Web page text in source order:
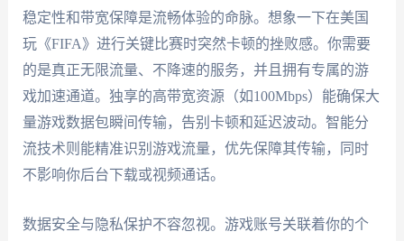
稳定性和带宽保障是流畅体验的命脉。想象一下在美国
玩《FIFA》进行关键比赛时突然卡顿的挫败感。你需要
的是真正无限流量、不降速的服务，并且拥有专属的游
戏加速通道。独享的高带宽资源（如100Mbps）能确保大
量游戏数据包瞬间传输，告别卡顿和延迟波动。智能分
流技术则能精准识别游戏流量，优先保障其传输，同时
不影响你后台下载或视频通话。
数据安全与隐私保护不容忽视。游戏账号关联着你的个